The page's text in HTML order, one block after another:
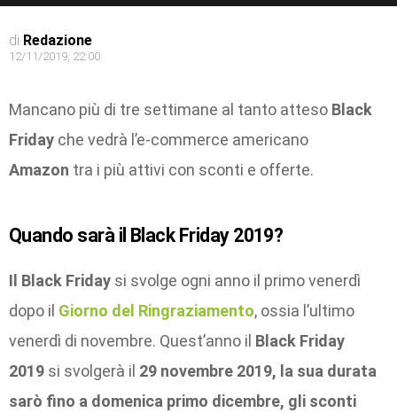
di Redazione
12/11/2019, 22:00
Mancano più di tre settimane al tanto atteso Black
Friday che vedrà l’e-commerce americano
Amazon tra i più attivi con sconti e offerte.
Quando sarà il Black Friday 2019?
Il Black Friday si svolge ogni anno il primo venerdì
dopo il Giorno del Ringraziamento, ossia l’ultimo
venerdì di novembre. Quest’anno il Black Friday
2019 si svolgerà il 29 novembre 2019, la sua durata
sarò fino a domenica primo dicembre, gli sconti